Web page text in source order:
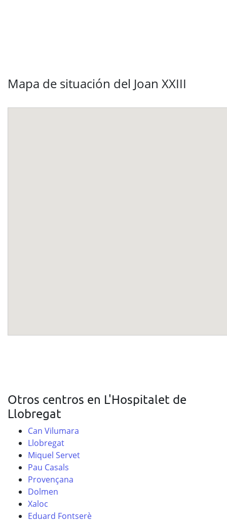
Mapa de situación del Joan XXIII
Otros centros en L'Hospitalet de
Llobregat
Can Vilumara
Llobregat
Miquel Servet
Pau Casals
Provençana
Dolmen
Xaloc
Eduard Fontserè